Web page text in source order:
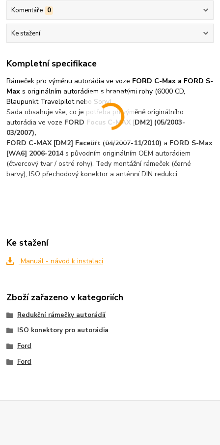
Komentáře 0
Ke stažení
Kompletní specifikace
Rámeček pro výměnu autorádia ve voze FORD C-Max a FORD S-
Max s originálním autorádiem s hranatými rohy (6000 CD,
Blaupunkt Travelpilot nebo Sony).
Sada obsahuje vše, co je potřeba při výměně originálního
autorádia ve voze FORD Focus C-MAX [DM2] (05/2003-
03/2007),
FORD C-MAX [DM2] Facelift (04/2007-11/2010) a FORD S-Max
[WA6] 2006-2014 s původním originálním OEM autorádiem
(čtvercový tvar / ostré rohy). Tedy montážní rámeček (černé
barvy), ISO přechodový konektor a anténní DIN redukci.
Ke stažení
Manuál - návod k instalaci
Zboží zařazeno v kategoriích
Redukční rámečky autorádií
ISO konektory pro autorádia
Ford
Ford